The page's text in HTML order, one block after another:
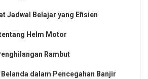
Jadwal Belajar yang Efisien
Helm Motor
Rambut
dalam Pencegahan Banjir